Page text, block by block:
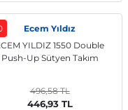
Ecem Yıldız
YILDIZ 1550 Double
Push-Up Sütyen Takım
496,58 TL
446,93 TL